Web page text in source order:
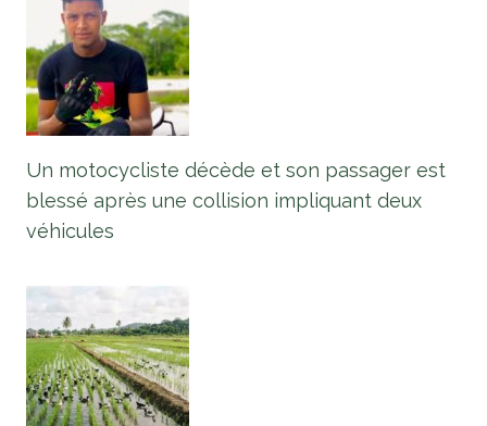
Un motocycliste décède et son passager est
blessé après une collision impliquant deux
véhicules